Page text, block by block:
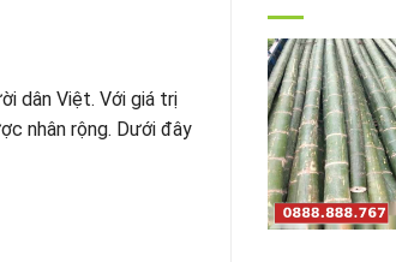
dân Việt. Với giá trị
nhân rộng. Dưới đây